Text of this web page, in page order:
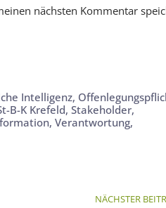
nächsten Kommentar
Intelligenz,
B-K Krefeld, Stakeholder,
, Verantwortung,
NÄCHSTER